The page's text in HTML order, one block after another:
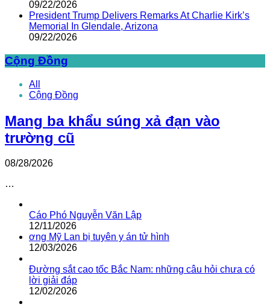
09/22/2026
President Trump Delivers Remarks At Charlie Kirk’s
Memorial In Glendale, Arizona
09/22/2026
Cộng Đồng
All
Cộng Đồng
Mang ba khẩu súng xả đạn vào
trường cũ
08/28/2026
…
Cáo Phó Nguyễn Văn Lập
12/11/2026
ơng Mỹ Lan bị tuyên y án tử hình
12/03/2026
Đường sắt cao tốc Bắc Nam: những câu hỏi chưa có
lời giải đáp
12/02/2026